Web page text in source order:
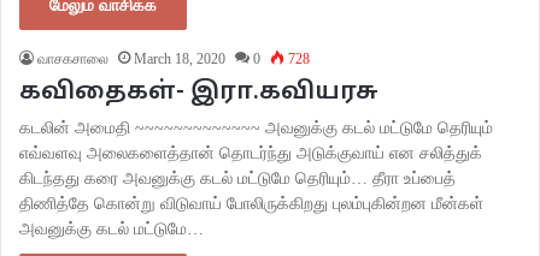
மேலும் வாசிக்க
வாசகசாலை March 18, 2020 0 728
கவிதைகள்- இரா.கவியரசு
கடலின் அமைதி ~~~~~~~~~~~~~ அவனுக்கு கடல் மட்டுமே தெரியும்
எவ்வளவு அலைகளைத்தான் தொடர்ந்து அடுக்குவாய் என சலித்துக்
கிடந்தது கரை அவனுக்கு கடல் மட்டுமே தெரியும்… தீரா உப்பைத்
திணித்தே கொன்று விடுவாய் போலிருக்கிறது புலம்புகின்றன மீன்கள்
அவனுக்கு கடல் மட்டுமே…